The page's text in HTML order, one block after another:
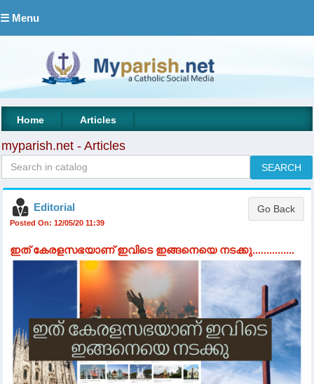
☰ Menu
Home Articles
myparish.net - Articles
Editorial
Posted On: 12/05/20 11:39
ഇത് കേരളസഭയാണ് ഇവിടെ ഇങ്ങനെയെ നടക്കു...............